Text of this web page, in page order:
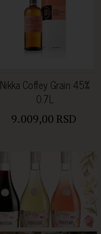
Nikka Coffey Grain 45%
0.7L
9.009,00 RSD